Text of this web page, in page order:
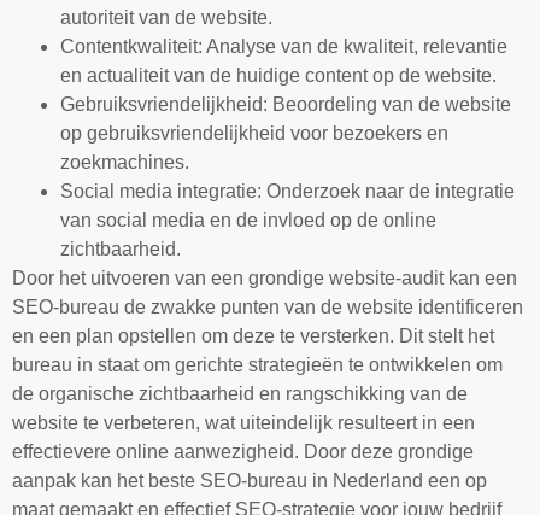
autoriteit van de website.
Contentkwaliteit: Analyse van de kwaliteit, relevantie
en actualiteit van de huidige content op de website.
Gebruiksvriendelijkheid: Beoordeling van de website
op gebruiksvriendelijkheid voor bezoekers en
zoekmachines.
Social media integratie: Onderzoek naar de integratie
van social media en de invloed op de online
zichtbaarheid.
Door het uitvoeren van een grondige website-audit kan een
SEO-bureau de zwakke punten van de website identificeren
en een plan opstellen om deze te versterken. Dit stelt het
bureau in staat om gerichte strategieën te ontwikkelen om
de organische zichtbaarheid en rangschikking van de
website te verbeteren, wat uiteindelijk resulteert in een
effectievere online aanwezigheid. Door deze grondige
aanpak kan het beste SEO-bureau in Nederland een op
maat gemaakt en effectief SEO-strategie voor jouw bedrijf